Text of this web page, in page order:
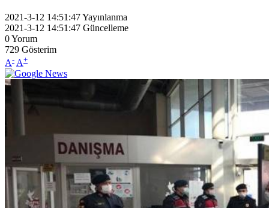
2021-3-12 14:51:47Yayınlanma
2021-3-12 14:51:47 Güncelleme
0Yorum
729 Gösterim
A- A+